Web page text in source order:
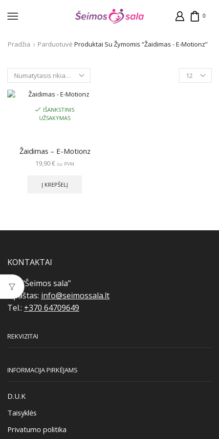
0
Pradžia Parduotuvė Produktai Su Žymomis “Žaidimas - E-Motionz”
Products
per
IŠANKSTINIS
UŽSAKYMAS
Žaidimas – E-Motionz
19,90€ su PVM
Į KREPŠELĮ
KONTAKTAI
MB "Šeimos sala"
E.paštas: info@seimossala.lt
Tel.: +370 64709649
REKVIZITAI
INFORMACIJA PIRKĖJAMS
D.U.K
Taisyklės
Privatumo politika